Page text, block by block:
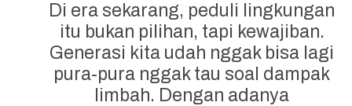
Di era sekarang, peduli lingkungan
itu bukan pilihan, tapi kewajiban.
Generasi kita udah nggak bisa lagi
pura-pura nggak tau soal dampak
limbah. Dengan adanya